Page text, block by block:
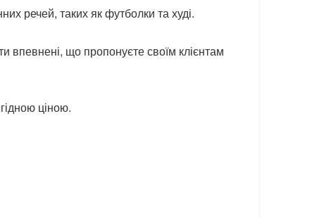
речей, таких як футболки та худі.
впевнені, що пропонуєте своїм клієнтам
ціною.